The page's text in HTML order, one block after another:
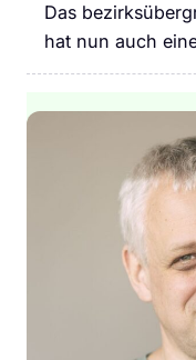
Das
hat nun auch